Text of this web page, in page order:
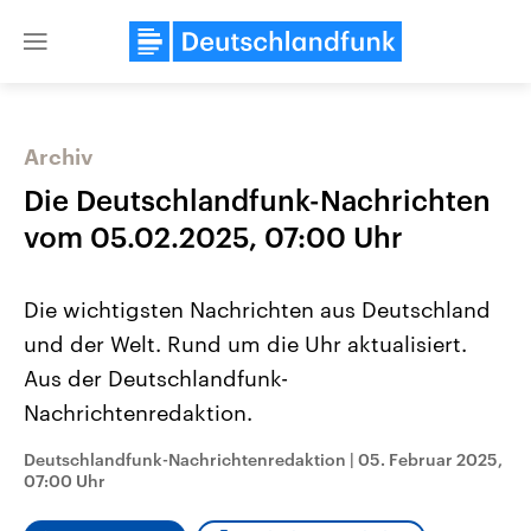
Close
Landtagswahl Sachsen-Anhalt
Alle Informationen
Sachsen-Anhalt wählt am 6.
September 2026 einen neuen
Bundesland von einer Koalition aus
Hintergründe
Wirtschaftlich und
mit großem Einfluss auf
Archiv
Die Deutschlandfunk-Nachrichten
vom 05.02.2025, 07:00 Uhr
Die wichtigsten Nachrichten aus Deutschland
und der Welt. Rund um die Uhr aktualisiert.
Aus der Deutschlandfunk-
Nachrichtenredaktion.
Deutschlandfunk-Nachrichtenredaktion | 05. Februar 2025,
07:00 Uhr